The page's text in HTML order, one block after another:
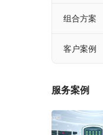
组合方案
客户案例
服务案例